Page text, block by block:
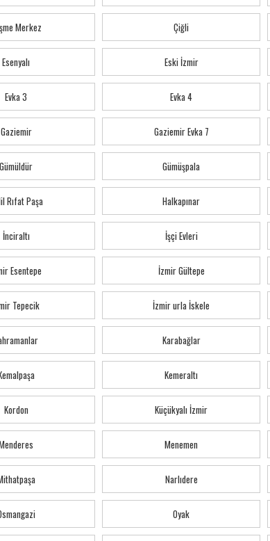
Merkez Çiğli
Esenyalı Eski İzmir
Evka 3 Evka 4
Gaziemir Gaziemir Evka 7
Gümüldür Gümüşpala
Rıfat Paşa Halkapınar
İnciraltı İşçi Evleri
Esentepe İzmir Gültepe
Tepecik İzmir urla İskele
Karabağlar
Kemeraltı
Kordon Küçükyalı İzmir
Menemen
Narlıdere
Oyak